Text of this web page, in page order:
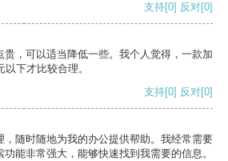
支持[0] 反对[0]
贵，可以适当降低一些。我个人觉得，一款加
下才比较合理。
支持[0] 反对[0]
，随时随地为我的办公提供帮助。我经常需要
能非常强大，能够快速找到我需要的信息。